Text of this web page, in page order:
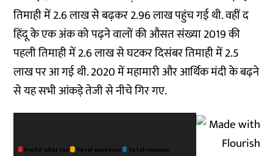
तिमाही में 2.6 लाख से बढ़कर 2.96 लाख पहुंच गई थी. वहीं द
हिंदू के एक अंक को पढ़ने वालों की औसत संख्या 2019 की
पहली तिमाही में 2.6 लाख से घटकर दिसंबर तिमाही में 2.5
लाख पर आ गई थी.‌ 2020 में महामारी और आर्थिक मंदी के बढ़ने
से यह सभी आंकड़े तेजी से नीचे गिर गए.